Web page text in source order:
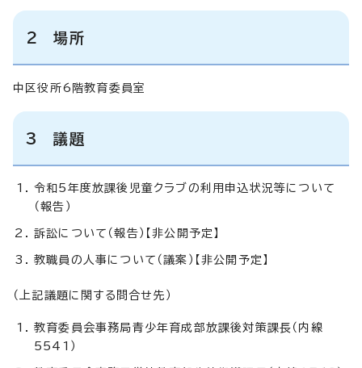
2 場所
中区役所6階教育委員室
3 議題
令和5年度放課後児童クラブの利用申込状況等について
（報告）
訴訟について（報告）【非公開予定】
教職員の人事について（議案）【非公開予定】
（上記議題に関する問合せ先）
教育委員会事務局青少年育成部放課後対策課長（内線
5541）